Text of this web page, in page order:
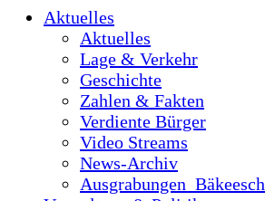
Aktuelles
Aktuelles
Lage & Verkehr
Geschichte
Zahlen & Fakten
Verdiente Bürger
Video Streams
News-Archiv
Ausgrabungen_Bäkeesch